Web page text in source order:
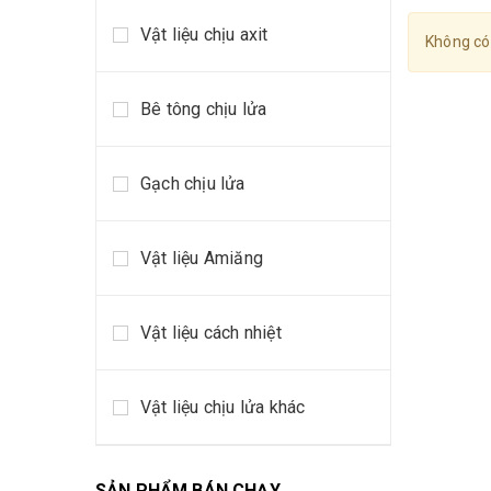
Vật liệu chịu axit
Bê tông chịu lửa
Gạch chịu lửa
Vật liệu Amiăng
Vật liệu cách nhiệt
Vật liệu chịu lửa khác
Không